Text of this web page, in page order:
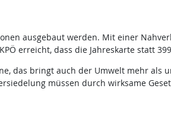
ausgebaut werden. Mit einer
erreicht, dass die Jahreskarte statt
das bringt auch der Umwelt mehr als
müssen durch wirksame